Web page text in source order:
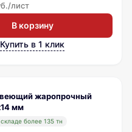
лист
В корзину
Купить в 1 клик
жаропрочный
мм
более 135 тн